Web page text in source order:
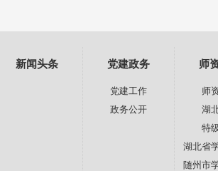
新闻头条 党建政务
党建工作
政务公开
师
师
湖
特
湖北省
随州市